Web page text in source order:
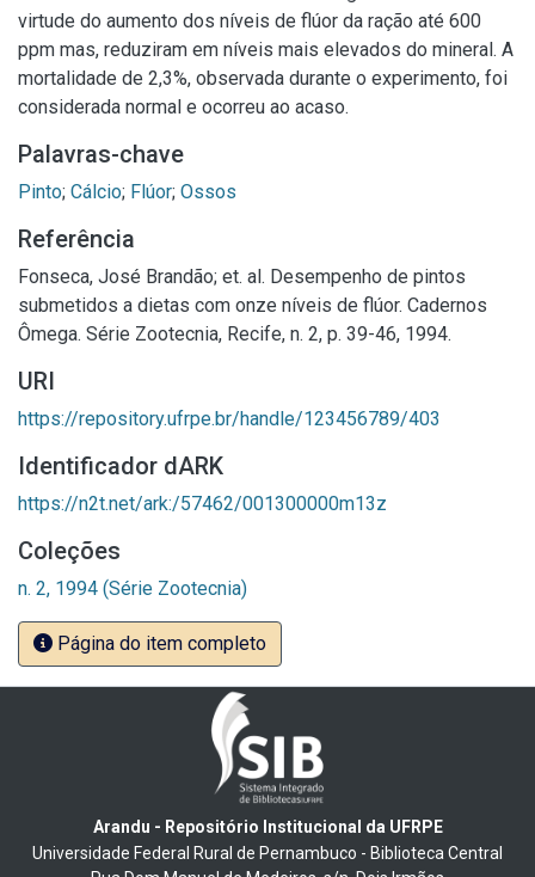
virtude do aumento dos níveis de flúor da ração até 600
ppm mas, reduziram em níveis mais elevados do mineral. A
mortalidade de 2,3%, observada durante o experimento, foi
considerada normal e ocorreu ao acaso.
Palavras-chave
Pinto; Cálcio; Flúor; Ossos
Referência
Fonseca, José Brandão; et. al. Desempenho de pintos
submetidos a dietas com onze níveis de flúor. Cadernos
Ômega. Série Zootecnia, Recife, n. 2, p. 39-46, 1994.
URI
https://repository.ufrpe.br/handle/123456789/403
Identificador dARK
https://n2t.net/ark:/57462/001300000m13z
Coleções
n. 2, 1994 (Série Zootecnia)
Página do item completo
Arandu - Repositório Institucional da UFRPE
Universidade Federal Rural de Pernambuco - Biblioteca Central